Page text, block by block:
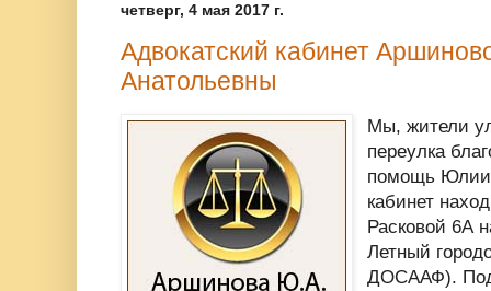
четверг, 4 мая 2017 г.
Адвокатский кабинет
Анатольевны
Мы, жители
переулка
помощь Юлии
кабинет
Расковой 6А
Летный
ДОСААФ).